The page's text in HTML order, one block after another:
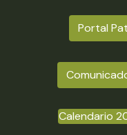
Portal
Calendario